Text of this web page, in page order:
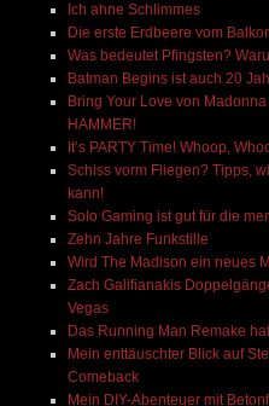
Ich ahne Schlimmes
Die erste Erdbeere vom
Was bedeutet Pfingsten?
Batman Begins ist auch 20
Bring Your Love von
HAMMER!
It’s PARTY Time! Whoop,
Schiss vorm Fliegen? Tipps,
kann!
Solo Gaming ist gut für die
Zehn Jahre Funkstille
Wird The Madison ein neues
Zach Galifianakis
Vegas
Das Running Man Remake
Mein enttäuschter Blick auf
Comeback
Mein DIY-Abenteuer mit